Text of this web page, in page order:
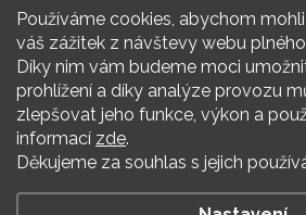
Používáme cookies, abychom
váš zážitek z návštevy webu
Díky nim vám budeme moci
prohlížení a díky analýze provozu
zlepšovat jeho funkce, výkon a
informací zde.
Děkujeme za souhlas s jejich
Nákup
Více Dobradruha